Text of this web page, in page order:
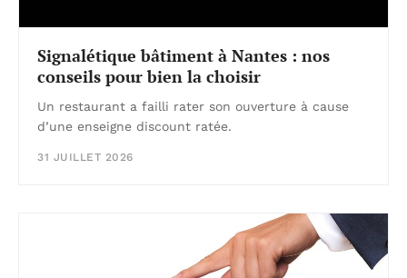
Signalétique bâtiment à Nantes : nos
conseils pour bien la choisir
Un restaurant a failli rater son ouverture à cause
d’une enseigne discount ratée.
31 JUILLET 2026